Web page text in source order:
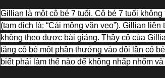
Gillian là một cô bé 7 tuổi. Cô bé 7 tuổi
(tạm dịch là: “Cái mông vặn vẹo”). Gillian
không theo được bài giảng. Thầy cô của
tặng cô bé một phần thưởng vào đôi lần cô
biết phải làm thế nào để không nhấp nhổm